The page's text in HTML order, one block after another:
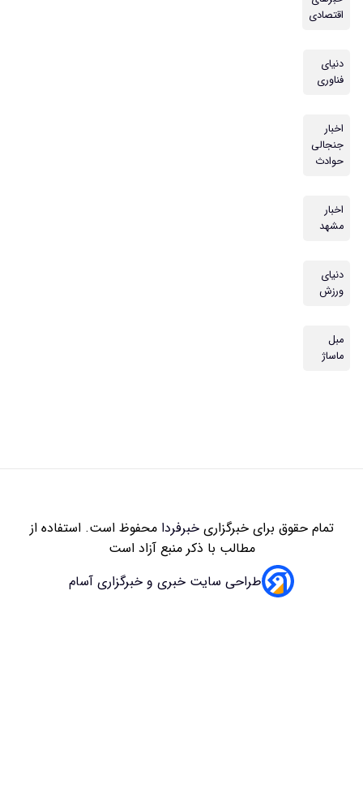
خبرفردامحفوظ است. استفاده از
با ذکر منبع آزاد است
خبری و خبرگزاری آسام